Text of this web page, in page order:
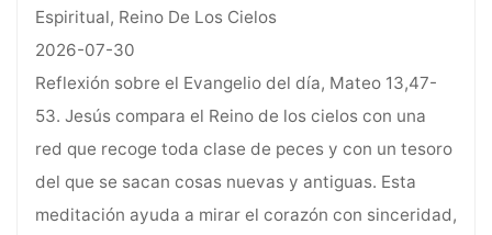
Espiritual, Reino De Los Cielos
2026-07-30
Reflexión sobre el Evangelio del día, Mateo 13,47-
53. Jesús compara el Reino de los cielos con una
red que recoge toda clase de peces y con un tesoro
del que se sacan cosas nuevas y antiguas. Esta
meditación ayuda a mirar el corazón con sinceridad,